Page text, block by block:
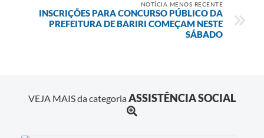
NOTÍCIA MENOS RECENTE
INSCRIÇÕES PARA CONCURSO PÚBLICO DA
PREFEITURA DE BARIRI COMEÇAM NESTE
SÁBADO
VEJA MAIS da categoriaASSISTÊNCIA SOCIAL